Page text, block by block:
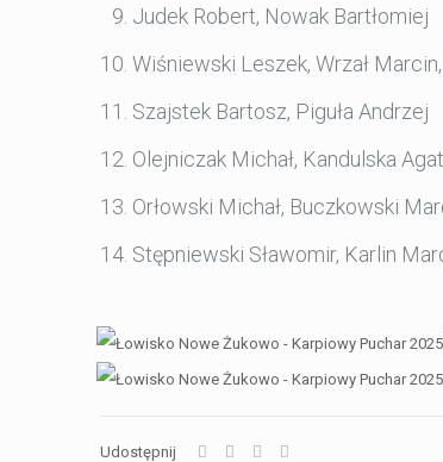
Judek Robert, Nowak Bartłomiej
Wiśniewski Leszek, Wrzał
Szajstek Bartosz, Piguła Andrzej
Olejniczak Michał, Kandulska
Orłowski Michał, Buczkowski
Stępniewski Sławomir, Karlin
Udostępnij